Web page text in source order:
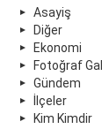
Asayiş
Diğer
Ekonomi
Fotoğraf
Gündem
İlçeler
Kim Kimdir